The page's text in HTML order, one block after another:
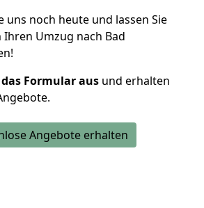
uns noch heute und lassen Sie
Umzug nach Bad
Formular aus und erhalten
Angebote erhalten